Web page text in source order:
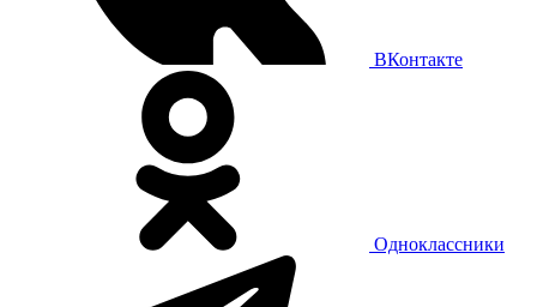
ВКонтакте
Одноклассники